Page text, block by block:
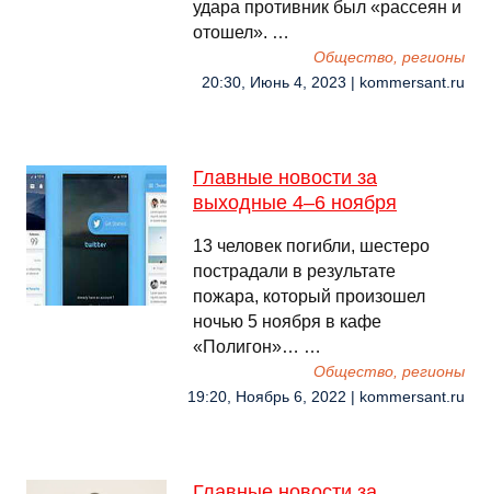
удара противник был «рассеян и
отошел». …
Общество, регионы
20:30, Июнь 4, 2023 | kommersant.ru
Главные новости за
выходные 4–6 ноября
13 человек погибли, шестеро
пострадали в результате
пожара, который произошел
ночью 5 ноября в кафе
«Полигон»… …
Общество, регионы
19:20, Ноябрь 6, 2022 | kommersant.ru